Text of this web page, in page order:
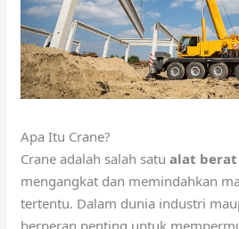
Apa Itu Crane?
Crane adalah salah satualat berat
mengangkat dan memindahkan
tertentu. Dalam dunia industri
berperan penting untuk